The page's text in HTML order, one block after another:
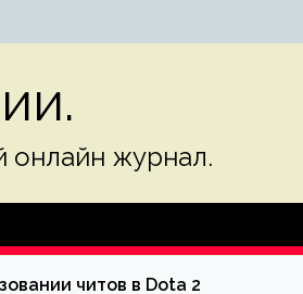
онлайн журнал.
читов в Dota 2